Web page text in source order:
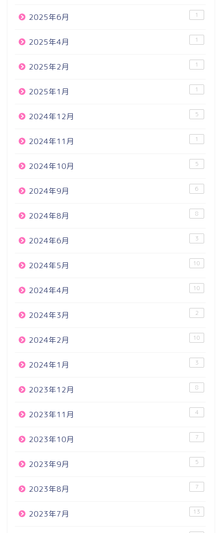
2025年6月 1
2025年4月 1
2025年2月 1
2025年1月 1
2024年12月 5
2024年11月 1
2024年10月 5
2024年9月 6
2024年8月 8
2024年6月 3
2024年5月 10
2024年4月 10
2024年3月 2
2024年2月 10
2024年1月 3
2023年12月 8
2023年11月 4
2023年10月 7
2023年9月 5
2023年8月 7
2023年7月 13